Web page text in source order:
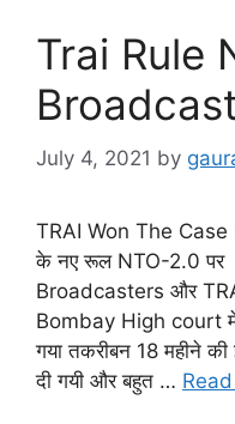
Trai Rule
July 4, 2021 by
TRAI Won The
के नए रूल NTO-2.0 पर
Broadcasters और
Bombay High court में
गया तकरीबन 18 महीने की
दी गयी और बहुत …